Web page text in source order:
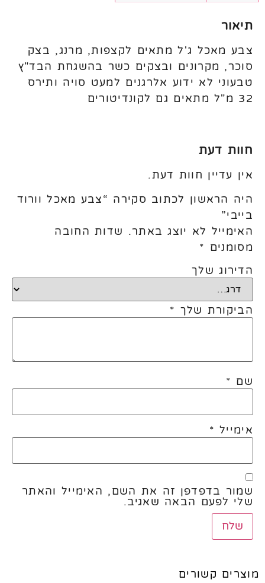
תיאור
צבע מאכל ג'ל מתאים לקצפות, מרנג, בצק
סוכר, מקרונים ובצקים כשר בהשגחת הבד"ץ
טבעוני לא ידוע אלרגנים למעט סויה ותירס
32 מ"ל מתאים גם לקונדיטורים
חוות דעת
אין עדיין חוות דעת.
היה הראשון לכתוב סקירה “צבע מאכל וורוד
בייבי”
האימייל לא יוצג באתר. שדות החובה
מסומנים *
הדירוג שלך
הביקורת שלך *
שם *
אימייל *
שמור בדפדפן זה את השם, האימייל והאתר
שלי לפעם הבאה שאגיב.
מוצרים קשורים